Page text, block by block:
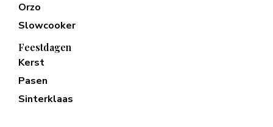
Orzo
Slowcooker
Feestdagen
Kerst
Pasen
Sinterklaas